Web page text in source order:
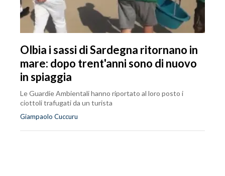
Olbia i sassi di Sardegna ritornano in
mare: dopo trent'anni sono di nuovo
in spiaggia
Le Guardie Ambientali hanno riportato al loro posto i
ciottoli trafugati da un turista
Giampaolo Cuccuru